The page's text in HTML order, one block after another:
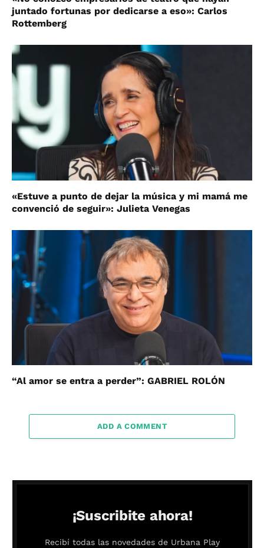
juntado fortunas por dedicarse a eso»: Carlos
Rottemberg
«Estuve a punto de dejar la música y mi mamá me
convenció de seguir»: Julieta Venegas
“Al amor se entra a perder”: GABRIEL ROLÓN
ADD A COMMENT
¡Suscribite ahora!
Recibí todas las novedades de Urbana Play